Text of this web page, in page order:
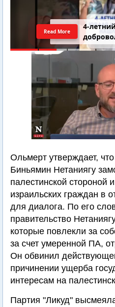
4-
Read More
Ольмерт утверждает,
Биньямин Нетаниягу
палестинской стороной
израильских граждан в
для диалога. По его
правительство
которые повлекли за
за счет умеренной ПА,
Он обвинил
причинении ущерба
интересам на
Партия "Ликуд"